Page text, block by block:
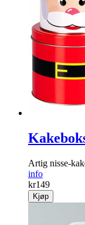
Artig nisse-
info
kr149
Kjøp